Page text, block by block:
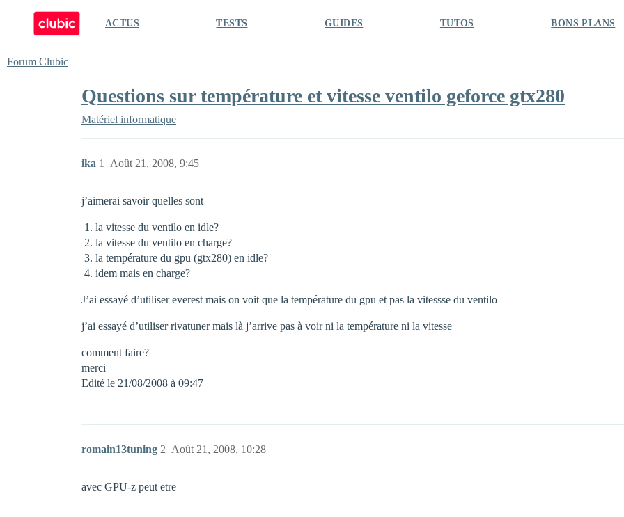
ACTUS TESTS GUIDES TUTOS BONS PLANS
Forum Clubic
Questions sur température et vitesse ventilo geforce gtx280
Matériel informatique
ika Août 21, 2008, 9:45
1
j’aimerai savoir quelles sont
la vitesse du ventilo en idle?
la vitesse du ventilo en charge?
la température du gpu (gtx280) en idle?
idem mais en charge?
J’ai essayé d’utiliser everest mais on voit que la température du gpu et pas la vitessse du ventilo
j’ai essayé d’utiliser rivatuner mais là j’arrive pas à voir ni la température ni la vitesse
comment faire?
merci
Edité le 21/08/2008 à 09:47
romain13tuning Août 21, 2008, 10:28
2
avec GPU-z peut etre